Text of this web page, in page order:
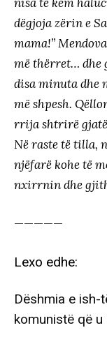
dëgjoja zërin e
mama!”
më thërret… dhe
disa minuta dhe
më shpesh.
rrija shtrirë
Në raste të tilla,
njëfarë kohe të
nxirrnin dhe
—————
Lexo edhe:
Dëshmia e
komunistë që